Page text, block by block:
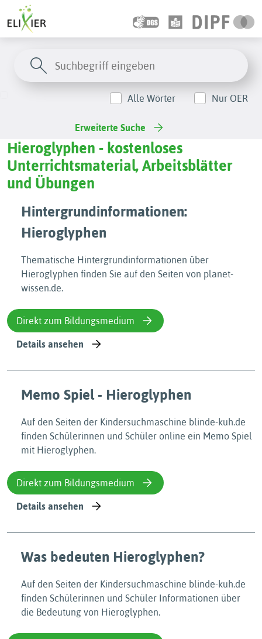
Alle Wörter Nur OER
Erweiterte Suche
Hieroglyphen - kostenloses
Unterrichtsmaterial, Arbeitsblätter
und Übungen
Hintergrundinformationen:
Hieroglyphen
Thematische Hintergrundinformationen über
Hieroglyphen finden Sie auf den Seiten von planet-
wissen.de.
Direkt zum Bildungsmedium
Details ansehen
Memo Spiel - Hieroglyphen
Auf den Seiten der Kindersuchmaschine blinde-kuh.de
finden Schülerinnen und Schüler online ein Memo Spiel
mit Hieroglyphen.
Direkt zum Bildungsmedium
Details ansehen
Was bedeuten Hieroglyphen?
Auf den Seiten der Kindersuchmaschine blinde-kuh.de
finden Schülerinnen und Schüler Informationen über
die Bedeutung von Hieroglyphen.